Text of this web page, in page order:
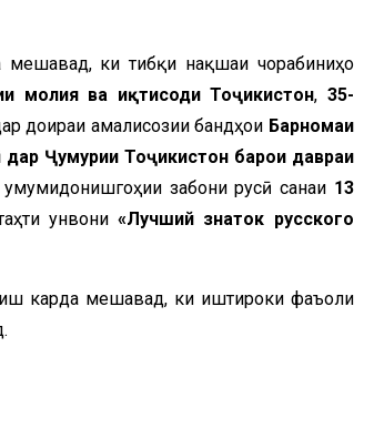
мешавад, ки тибқи нақшаи чорабиниҳо
молия ва иқтисоди Тоҷикистон, 35-
доираи амалисозии бандҳои Барномаи
Ҷумҳурии Тоҷикистон барои давраи
забони русӣ санаи 13
унвони«Лучший знаток русского
карда мешавад, ки иштироки фаъоли